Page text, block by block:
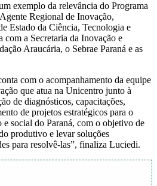
exemplo da relevância do Programa
Regional de Inovação,
Estado da Ciência, Tecnologia e
com a Secretaria da Inovação e
Araucária, o Sebrae Paraná e as
com o acompanhamento da equipe
que atua na Unicentro junto à
de diagnósticos, capacitações,
de projetos estratégicos para o
social do Paraná, com o objetivo de
produtivo e levar soluções
para resolvê-las”, finaliza Luciedi.